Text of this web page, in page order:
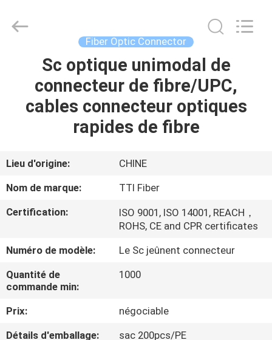
MAISON
DES
PRODUITS
AU
SUJET
DE
D'USINE
Communication
Tech.
Fiber Optic Connector
Sc optique unimodal de
connecteur de fibre/UPC,
cables connecteur optiques
rapides de fibre
Lieu d'origine:
CHINE
Nom de marque:
TTI Fiber
Certification:
ISO 9001, ISO 14001, REACH，
ROHS, CE and CPR certificates
Numéro de modèle:
Le Sc jeûnent connecteur
Quantité de
commande min:
1000
Prix:
négociable
Détails d'emballage:
sac 200pcs/PE